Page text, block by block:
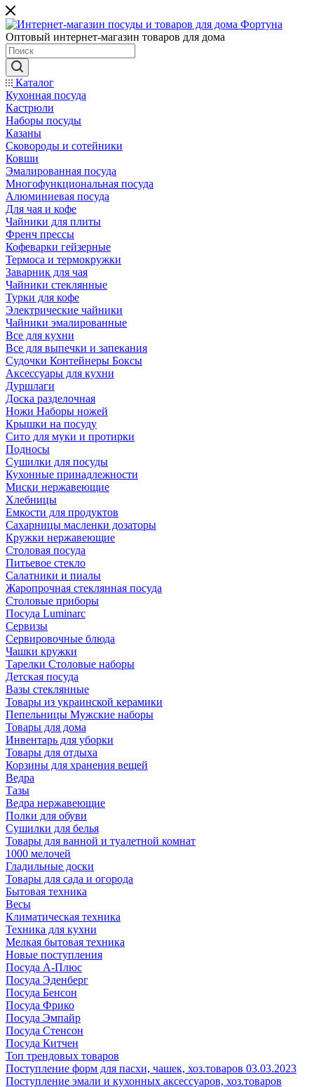
Оптовый интернет-магазин товаров для дома
Каталог
Кухонная посуда
Кастрюли
Наборы посуды
Казаны
Сковороды и сотейники
Ковши
Эмалированная посуда
Многофункциональная посуда
Алюминиевая посуда
Для чая и кофе
Чайники для плиты
Френч прессы
Кофеварки гейзерные
Термоса и термокружки
Заварник для чая
Чайники стеклянные
Турки для кофе
Электрические чайники
Чайники эмалированные
Все для кухни
Все для выпечки и запекания
Судочки Контейнеры Боксы
Аксессуары для кухни
Дуршлаги
Доска разделочная
Ножи Наборы ножей
Крышки на посуду
Сито для муки и протирки
Подносы
Сушилки для посуды
Кухонные принадлежности
Миски нержавеющие
Хлебницы
Емкости для продуктов
Сахарницы масленки дозаторы
Кружки нержавеющие
Столовая посуда
Питьевое стекло
Салатники и пиалы
Жаропрочная стеклянная посуда
Столовые приборы
Посуда Luminarс
Сервизы
Сервировочные блюда
Чашки кружки
Тарелки Столовые наборы
Детская посуда
Вазы стеклянные
Товары из украинской керамики
Пепельницы Мужские наборы
Товары для дома
Инвентарь для уборки
Товары для отдыха
Корзины для хранения вещей
Ведра
Тазы
Ведра нержавеющие
Полки для обуви
Сушилки для белья
Товары для ванной и туалетной комнат
1000 мелочей
Гладильные доски
Товары для сада и огорода
Бытовая техника
Весы
Климатическая техника
Техника для кухни
Мелкая бытовая техника
Новые поступления
Посуда А-Плюс
Посуда Эденберг
Посуда Бенсон
Посуда Фрико
Посуда Эмпайр
Посуда Стенсон
Посуда Китчен
Топ трендовых товаров
Поступление форм для пасхи, чашек, хоз.товаров 03.03.2023
Поступление эмали и кухонных аксессуаров, хоз.товаров